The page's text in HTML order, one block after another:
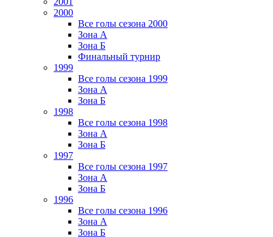
2000
Все голы сезона 2000
Зона А
Зона Б
Финальный турнир
1999
Все голы сезона 1999
Зона А
Зона Б
1998
Все голы сезона 1998
Зона А
Зона Б
1997
Все голы сезона 1997
Зона А
Зона Б
1996
Все голы сезона 1996
Зона А
Зона Б